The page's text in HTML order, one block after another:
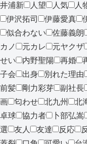
井浦新
人望 人気 人
伊沢拓司
伊藤愛真
似合わない
佐藤義朗
カノ
元カレ 元ヤクザ
せい
内野聖陽 再婚
子会
出身 別れた理由
前髪
剛力彩芽 副社長
画
匂わせ 北九州 北
卓球
協力者 卜部弘嵩
選
友人 友達 反応